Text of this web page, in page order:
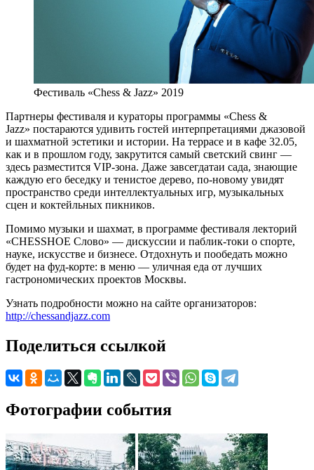
Фестиваль «Chess & Jazz» 2019
Партнеры фестиваля и кураторы программы «Chess &
Jazz» постараются удивить гостей интерпретациями джазовой
и шахматной эстетики и истории. На террасе и в кафе 32.05,
как и в прошлом году, закрутится самый светский свинг —
здесь разместится VIP-зона. Даже завсегдатаи сада, знающие
каждую его беседку и тенистое дерево, по-новому увидят
пространство среди интеллектуальных игр, музыкальных
сцен и коктейльных пикников.
Помимо музыки и шахмат, в программе фестиваля лекторий
«CHESSНОЕ Слово» — дискуссии и паблик-токи о спорте,
науке, искусстве и бизнесе. Отдохнуть и пообедать можно
будет на фуд-корте: в меню — уличная еда от лучших
гастрономических проектов Москвы.
Узнать подробности можно на сайте организаторов:
http://chessandjazz.com
Поделиться ссылкой
Фотографии события